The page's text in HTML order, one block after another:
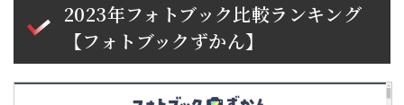
2023年フォトブック比較ランキング
【フォトブックずかん】